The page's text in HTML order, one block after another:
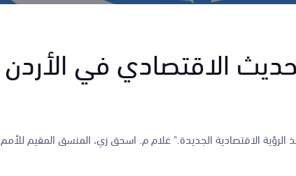
الاقتصادي في الأردن
الاقتصادية الجديدة." غلام م. اسحق زي، المنسق المقيم للأمم